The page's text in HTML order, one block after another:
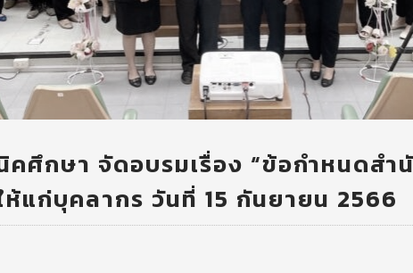
ศึกษา จัดอบรมเรื่อง “ข้อกำหนดสำ
ห้แก่บุคลากร วันที่ 15 กันยายน 2566